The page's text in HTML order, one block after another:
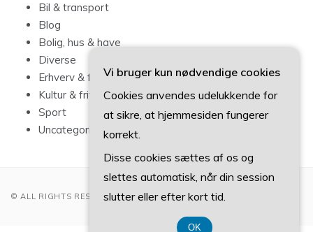
Bil & transport
Blog
Bolig, hus & have
Diverse
Erhverv & forbrug
Kultur & fritid
Sport
Uncategorized
© ALL RIGHTS RESERVED 2022
Vi bruger kun nødvendige cookies
Cookies anvendes udelukkende for
at sikre, at hjemmesiden fungerer
korrekt.
Disse cookies sættes af os og
slettes automatisk, når din session
slutter eller efter kort tid.
OK